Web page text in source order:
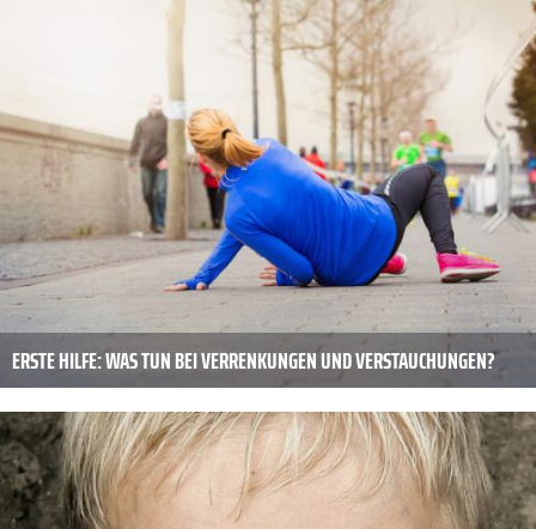
ERSTE HILFE: WAS TUN BEI VERRENKUNGEN UND VERSTAUCHUNGEN?